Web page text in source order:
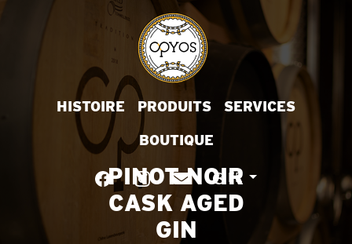
HISTOIRE PRODUITS SERVICES
BOUTIQUE
FR
PINOT NOIR
CASK AGED
GIN